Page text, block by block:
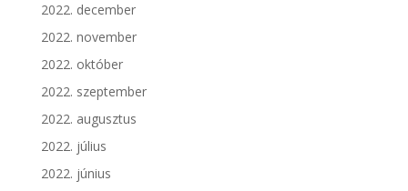
2022. december
2022. november
2022. október
2022. szeptember
2022. augusztus
2022. július
2022. június